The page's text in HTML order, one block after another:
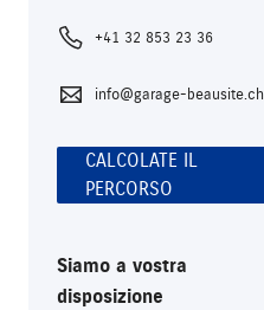
+41 32 853 23 36
info@garage-beausite.ch
CALCOLATE IL
PERCORSO
Siamo a vostra
disposizione